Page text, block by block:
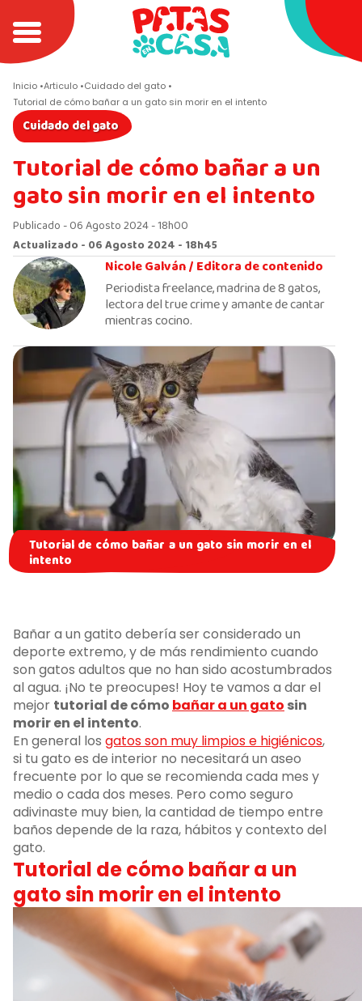
Inicio Articulo Cuidado del gato
Tutorial de cómo bañar a un gato sin morir en el intento
Cuidado del gato
Tutorial de cómo bañar a un
gato sin morir en el intento
Publicado - 06 Agosto 2024 - 18h00
Actualizado - 06 Agosto 2024 - 18h45
Nicole Galván /Editora de contenido
Periodista freelance, madrina de 8 gatos,
lectora del true crime y amante de cantar
mientras cocino.
Tutorial de cómo bañar a un gato sin morir en el
intento
Bañar a un gatito debería ser considerado un
deporte extremo, y de más rendimiento cuando
son gatos adultos que no han sido acostumbrados
al agua. ¡No te preocupes! Hoy te vamos a dar el
mejor tutorial de cómo bañar a un gato sin
morir en el intento.
En general los gatos son muy limpios e higiénicos,
si tu gato es de interior no necesitará un aseo
frecuente por lo que se recomienda cada mes y
medio o cada dos meses. Pero como seguro
adivinaste muy bien, la cantidad de tiempo entre
baños depende de la raza, hábitos y contexto del
gato.
Tutorial de cómo bañar a un
gato sin morir en el intento